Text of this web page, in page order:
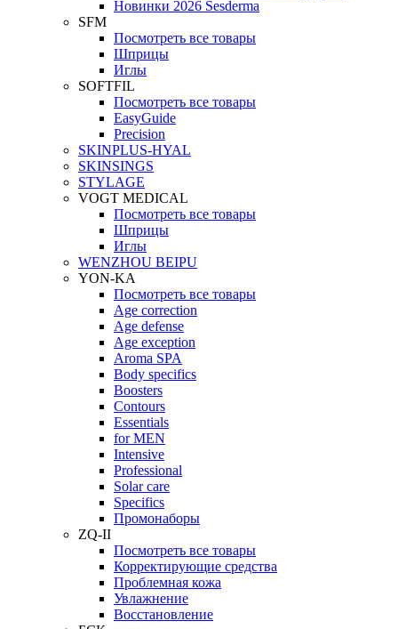
Новинки 2026 Sesderma
SFM
Посмотреть все товары
Шприцы
Иглы
SOFTFIL
Посмотреть все товары
EasyGuide
Precision
SKINPLUS-HYAL
SKINSINGS
STYLAGE
VOGT MEDICAL
Посмотреть все товары
Шприцы
Иглы
WENZHOU BEIPU
YON-KA
Посмотреть все товары
Age correction
Age defense
Age exception
Aroma SPA
Body specifics
Boosters
Contours
Essentials
for MEN
Intensive
Professional
Solar care
Specifics
Промонаборы
ZQ-II
Посмотреть все товары
Корректирующие средства
Проблемная кожа
Увлажнение
Восстановление